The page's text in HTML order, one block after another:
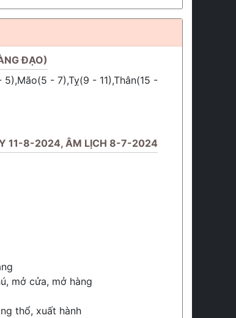
ĐẠO)
- 7),Tỵ(9 - 11),Thân(15 -
11-8-2024, ÂM LỊCH 8-7-2024
mở cửa, mở hàng
thổ, xuất hành